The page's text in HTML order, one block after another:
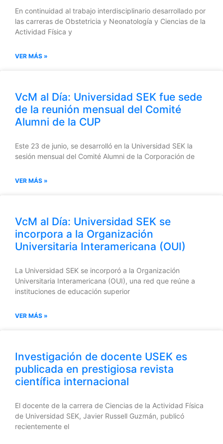
En continuidad al trabajo interdisciplinario desarrollado por
las carreras de Obstetricia y Neonatología y Ciencias de la
Actividad Física y
VER MÁS »
VcM al Día: Universidad SEK fue sede
de la reunión mensual del Comité
Alumni de la CUP
Este 23 de junio, se desarrolló en la Universidad SEK la
sesión mensual del Comité Alumni de la Corporación de
VER MÁS »
VcM al Día: Universidad SEK se
incorpora a la Organización
Universitaria Interamericana (OUI)
La Universidad SEK se incorporó a la Organización
Universitaria Interamericana (OUI), una red que reúne a
instituciones de educación superior
VER MÁS »
Investigación de docente USEK es
publicada en prestigiosa revista
científica internacional
El docente de la carrera de Ciencias de la Actividad Física
de Universidad SEK, Javier Russell Guzmán, publicó
recientemente el